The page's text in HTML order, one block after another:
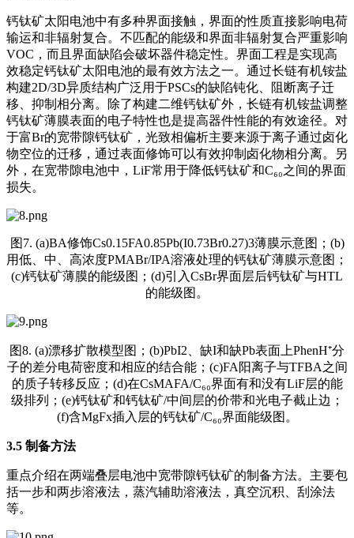
钙钛矿太阳电池中有多种界面接触，界面的性质直接影响电荷
输运和非辐射复合。不匹配的能级和界面非辐射复合严重影响
VOC，而且界面缺陷会破坏器件稳定性。界面工程是实现高
效稳定钙钛矿太阳电池的最有效方法之一。通过长链有机铵盐
构建2D/3D异质结构广泛用于PSCs的缺陷钝化、阻断离子迁
移、抑制相分离。除了构建二维钙钛矿外，长链有机铵盐调整
钙钛矿薄膜表面的电子特性也是提高器件性能的有效途径。对
于富Br的宽带隙钙钛矿，光致相偏析主要来源于离子通过卤化
物空位的迁移，通过表面修饰可以有效抑制卤化物相分离。另
外，在宽带隙电池中，LiF常用于降低钙钛矿和C₆₀之间的界面
损失。
图7. (a)BA修饰Cs0.15FA0.85Pb(I0.73Br0.27)3薄膜示意图；(b)
用低、中、高浓度PMABr/IPA溶液处理的钙钛矿薄膜示意图；
(c)钙钛矿薄膜的能级图；(d)引入CsBr界面层后钙钛矿与HTL
的能级图。
图8. (a)漂移扩散模型图；(b)PbI2、缺I和缺Pb表面上PhenH⁺分
子的差分电荷密度和相应的结合能；(c)FA阳离子与TFBA之间
的质子转移反应；(d)在CsMAFA/C₆₀界面有和没有LiF层的能
级排列；(e)钙钛矿和钙钛矿/中间层的价带和光电子截止边；
(f)含MgFx插入层的钙钛矿/C₆₀界面能级图。
3.5 制备方法
重点介绍在两端叠层电池中宽带隙钙钛矿的制备方法。主要包
括一步和两步溶液法，蒸汽辅助溶液法，真空沉积、刮涂法
等。